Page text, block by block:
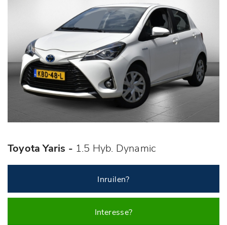
Toyota Yaris - 1.5 Hyb. Dynamic
Inruilen?
Interesse?